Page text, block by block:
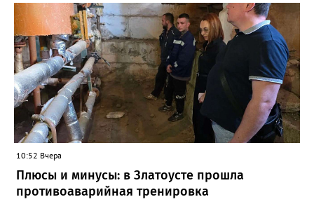
«Благодаря её мудрому руководству в школе сформировался
сильный педагогический коллектив, объединённый общими
ценностями и любовью к своему делу. Для многих Галина
Ивановна навсегда останется не только талантливым
руководителем, но и настоящим Учителем с большой буквы», -
говорится в сообществе школы №23 во ВКонтакте. Свои
соболезнования семье Галины Ивановны выразил глава
Златоуста Олег Решетников. «Её вклад зафиксирован в
важнейших документах школы, но главное - он остался в
людях: в тех учителях, которых она поддержала, в тех
учениках, которых она вдохновила. Заслуженный учитель РФ,
«Отличник народного просвещения», обладатель медали «За
доблестный труд», Галина Ивановна оставила не только
награды и документы, но и работающий, живой механизм
школы, который продолжает жить её принципами», - говорится
в некрологе.
10:52 Вчера
Плюсы и минусы: в Златоусте прошла
противоаварийная тренировка